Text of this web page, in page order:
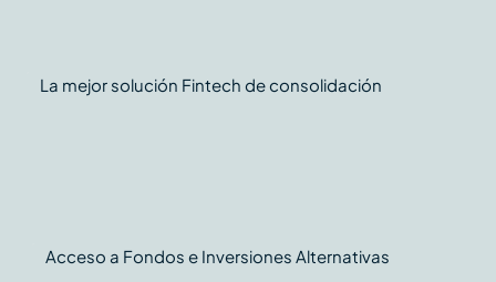
La mejor solución Fintech de consolidación
Acceso a Fondos e Inversiones Alternativas